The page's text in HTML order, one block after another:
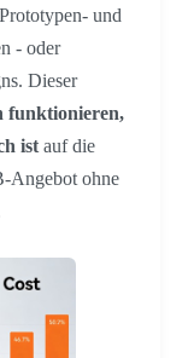
und
- oder
Dieser
funktionieren,
istauf die
Angebot ohne